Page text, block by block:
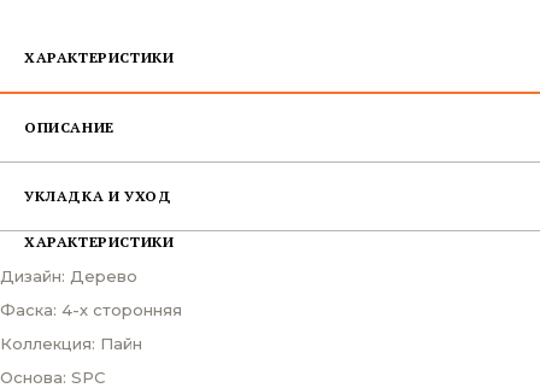
ХАРАКТЕРИСТИКИ
ОПИСАНИЕ
УКЛАДКА И УХОД
ХАРАКТЕРИСТИКИ
Дизайн: Дерево
Фаска: 4-х сторонняя
Коллекция: Пайн
Основа: SPC